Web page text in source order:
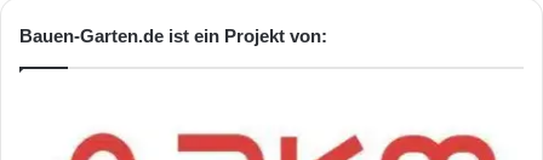
Bauen-Garten.de ist ein Projekt von: